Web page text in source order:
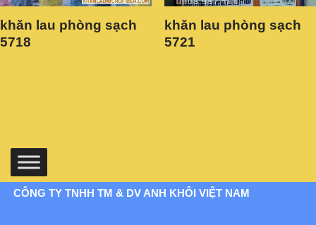
khăn lau phòng sạch
5718
khăn lau phòng sạch
5721
CÔNG TY TNHH TM & DV ANH KHÔI VIỆT NAM